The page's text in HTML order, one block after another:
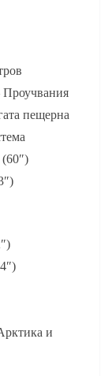
Проучвания
пещерна
и